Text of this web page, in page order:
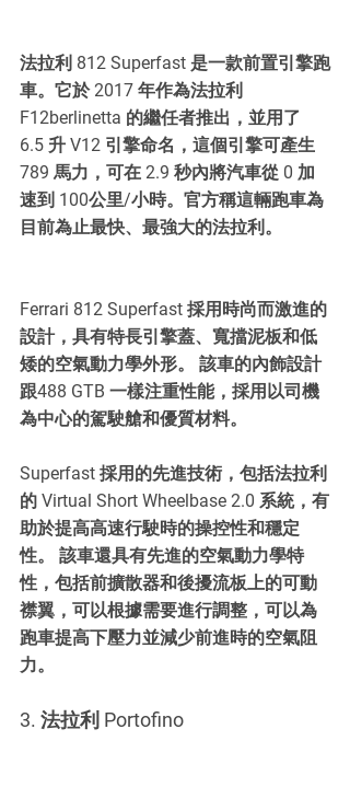
法拉利 812 Superfast 是一款前置引擎跑
車。它於 2017 年作為法拉利
F12berlinetta 的繼任者推出，並用了
6.5 升 V12 引擎命名，這個引擎可產生
789 馬力，可在 2.9 秒內將汽車從 0 加
速到 100公里/小時。官方稱這輛跑車為
目前為止最快、最強大的法拉利。
Ferrari 812 Superfast 採用時尚而激進的
設計，具有特長引擎蓋、寬擋泥板和低
矮的空氣動力學外形。 該車的內飾設計
跟488 GTB 一樣注重性能，採用以司機
為中心的駕駛艙和優質材料。
Superfast 採用的先進技術，包括法拉利
的 Virtual Short Wheelbase 2.0 系統，有
助於提高高速行駛時的操控性和穩定
性。 該車還具有先進的空氣動力學特
性，包括前擴散器和後擾流板上的可動
襟翼，可以根據需要進行調整，可以為
跑車提高下壓力並減少前進時的空氣阻
力。
3. 法拉利 Portofino